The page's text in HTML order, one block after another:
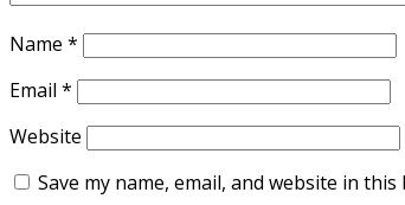
Name *
Email *
Website
Save my name, email, and website in